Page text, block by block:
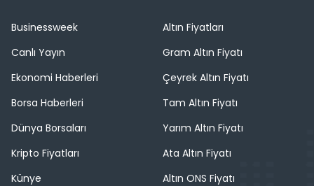
Businessweek
Canlı Yayın
Ekonomi Haberleri
Borsa Haberleri
Dünya Borsaları
Kripto Fiyatları
Künye
Altın Fiyatları
Gram Altın Fiyatı
Çeyrek Altın Fiyatı
Tam Altın Fiyatı
Yarım Altın Fiyatı
Ata Altın Fiyatı
Altın ONS Fiyatı